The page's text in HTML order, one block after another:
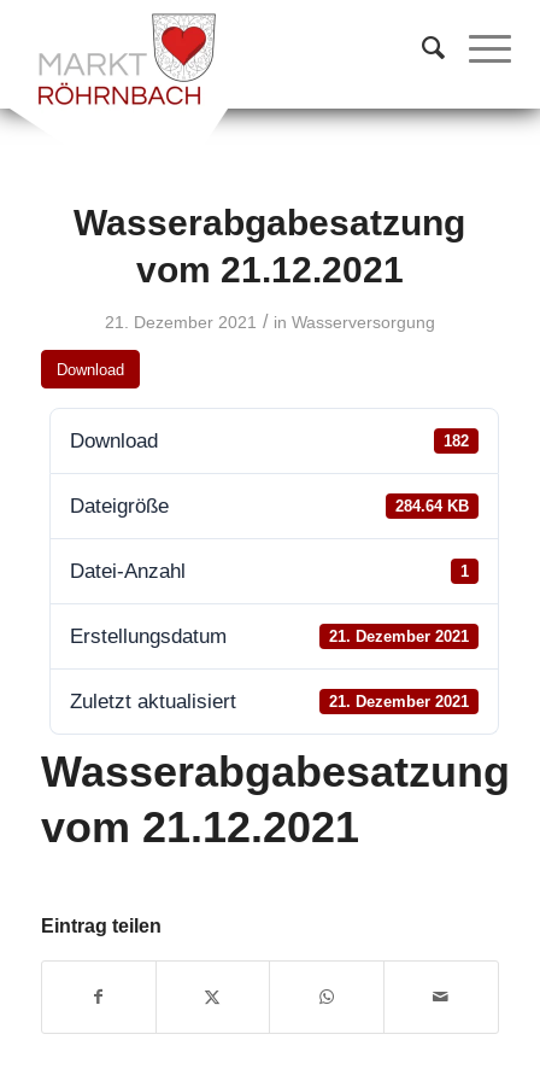
Wasserabgabesatzung
vom 21.12.2021
21. Dezember 2021 / in Wasserversorgung
Download
Download 182
Dateigröße 284.64 KB
Datei-Anzahl 1
Erstellungsdatum 21. Dezember 2021
Zuletzt aktualisiert 21. Dezember 2021
Wasserabgabesatzung
vom 21.12.2021
Eintrag teilen